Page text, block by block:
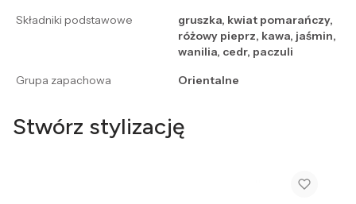
Składniki podstawowe
gruszka, kwiat pomarańczy,
różowy pieprz, kawa, jaśmin,
wanilia, cedr, paczuli
Grupa zapachowa
Orientalne
Stwórz stylizację